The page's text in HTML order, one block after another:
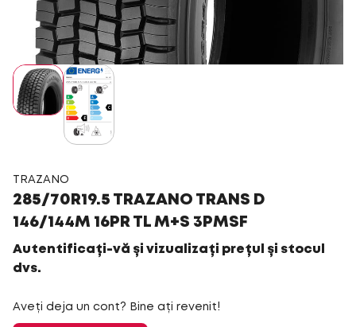
TRAZANO
285/70R19.5 TRAZANO TRANS D
146/144M 16PR TL M+S 3PMSF
Autentificați-vă și vizualizați prețul și stocul
dvs.
Aveți deja un cont? Bine ați revenit!